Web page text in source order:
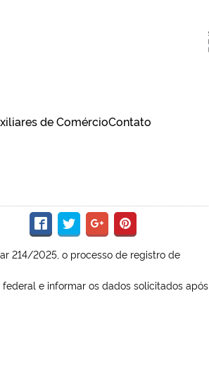
de ComércioContato
214/2025, o processo de registro de
e informar os dados solicitados após